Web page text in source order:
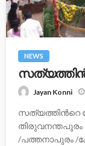
NEWS
Jayan Konni
സത്യത്തിന്‍റെ
തിരുവനന്തപുരം
/പത്തനാപുരം /